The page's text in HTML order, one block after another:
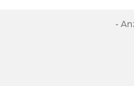
-